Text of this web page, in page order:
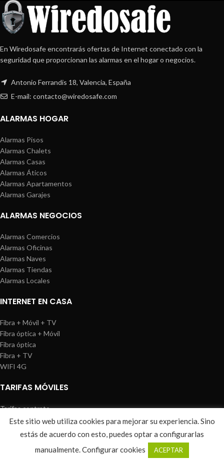
En Wiredosafe encontrarás ofertas de Internet conectado con la
seguridad que proporcionan las alarmas en el hogar o negocios.
Antonio Ferrandis 18, Valencia, España
E-mail: contacto@wiredosafe.com
ALARMAS HOGAR
Alarmas Pisos
Alarmas Chalets
Alarmas Casas
Alarmas Áticos
Alarmas Apartamentos
Alarmas Garajes
ALARMAS NEGOCIOS
Alarmas Comercios
Alarmas Oficinas
Alarmas Naves
Alarmas Tiendas
Alarmas Locales
INTERNET EN CASA
Fibra + Móvil + TV
Fibra óptica + Móvil
Fibra óptica
Fibra + TV
WIFI 4G
TARIFAS MÓVILES
Tarifas contrato
Tarifas prepago
WIREDOSAFE Aviso Legal Política de Cookies |Sitemap
Este sitio web utiliza cookies para mejorar su experiencia. Sino
estás de acuerdo con esto, puedes optar a configurarlas
manualmente.Configurar cookies ACEPTAR